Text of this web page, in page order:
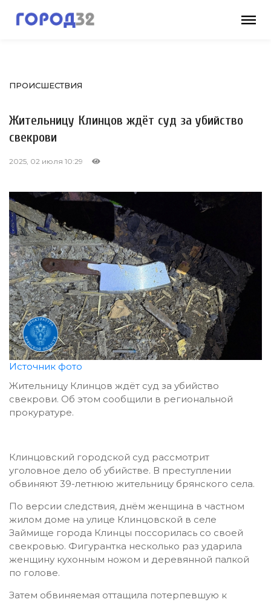
ПРОИСШЕСТВИЯ
Жительницу Клинцов ждёт суд за убийство
свекрови
2025, 02 июля 10:29
Источник фото
Жительницу Клинцов ждёт суд за убийство
свекрови. Об этом сообщили в региональной
прокуратуре.
Клинцовский городской суд рассмотрит
уголовное дело об убийстве. В преступлении
обвиняют 39-летнюю жительницу брянского села.
По версии следствия, днём женщина в частном
жилом доме на улице Клинцовской в селе
Займище города Клинцы поссорилась со своей
свекровью. Фигурантка несколько раз ударила
женщину кухонным ножом и деревянной палкой
по голове.
Затем обвиняемая оттащила потерпевшую к